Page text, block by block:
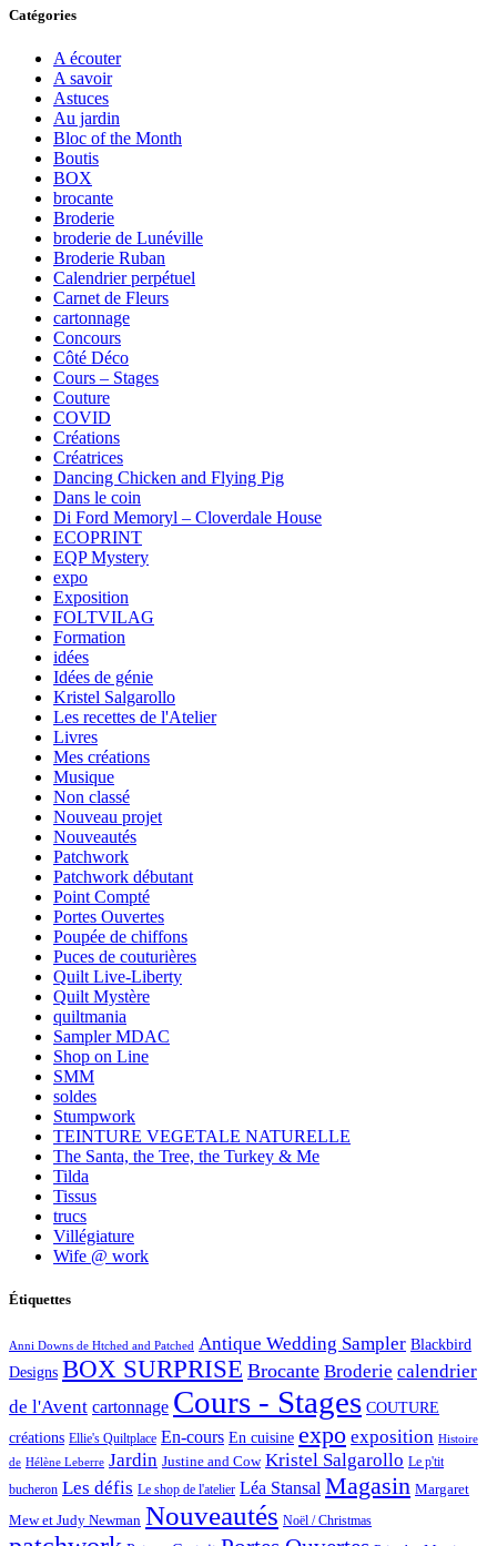
Catégories
A écouter
A savoir
Astuces
Au jardin
Bloc of the Month
Boutis
BOX
brocante
Broderie
broderie de Lunéville
Broderie Ruban
Calendrier perpétuel
Carnet de Fleurs
cartonnage
Concours
Côté Déco
Cours – Stages
Couture
COVID
Créations
Créatrices
Dancing Chicken and Flying Pig
Dans le coin
Di Ford Memoryl – Cloverdale House
ECOPRINT
EQP Mystery
expo
Exposition
FOLTVILAG
Formation
idées
Idées de génie
Kristel Salgarollo
Les recettes de l'Atelier
Livres
Mes créations
Musique
Non classé
Nouveau projet
Nouveautés
Patchwork
Patchwork débutant
Point Compté
Portes Ouvertes
Poupée de chiffons
Puces de couturières
Quilt Live-Liberty
Quilt Mystère
quiltmania
Sampler MDAC
Shop on Line
SMM
soldes
Stumpwork
TEINTURE VEGETALE NATURELLE
The Santa, the Tree, the Turkey & Me
Tilda
Tissus
trucs
Villégiature
Wife @ work
Étiquettes
Anni Downs de Htched and Patched Antique Wedding Sampler Blackbird
Designs BOX SURPRISE Brocante Broderie calendrier
de l'Avent cartonnage Cours - Stages COUTURE
créations Ellie's Quiltplace En-cours En cuisine expo exposition Histoire
de Hélène Leberre Jardin Justine and Cow Kristel Salgarollo Le p'tit
bucheron Les défis Le shop de l'atelier Léa Stansal Magasin Margaret
Mew et Judy Newman Nouveautés Noël / Christmas